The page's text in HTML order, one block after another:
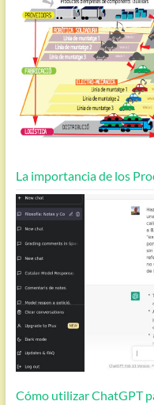
La importancia de los
Cómo utilizar ChatGPT